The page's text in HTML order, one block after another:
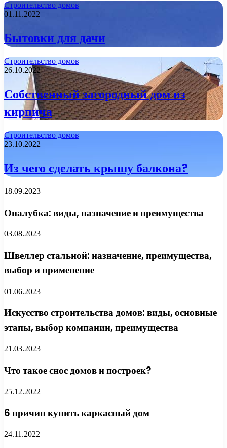
Строительство домов
01.11.2022
Бытовки для дачи
Строительство домов
26.10.2022
Собственный загородный дом из
кирпича
Строительство домов
23.10.2022
Из чего сделать крышу балкона?
18.09.2023
Опалубка: виды, назначение и преимущества
03.08.2023
Швеллер стальной: назначение, преимущества,
выбор и применение
01.06.2023
Искусство строительства домов: виды, основные
этапы, выбор компании, преимущества
21.03.2023
Что такое снос домов и построек?
25.12.2022
6 причин купить каркасный дом
24.11.2022